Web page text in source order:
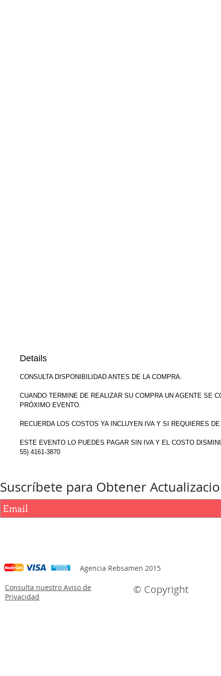
Details
CONSULTA DISPONIBILIDAD ANTES DE LA COMPRA.
CUANDO TERMINE DE REALIZAR SU COMPRA UN AGENTE SE
PRÓXIMO EVENTO.
RECUERDA LOS COSTOS YA INCLUYEN IVA Y SI REQUIERES
ESTE EVENTO LO PUEDES PAGAR SIN IVA Y EL COSTO
55) 4161-3870
Suscríbete para Obtener
Agencia Rebsamen 2015
Consulta nuestro Aviso de
Privacidad
© Copyright